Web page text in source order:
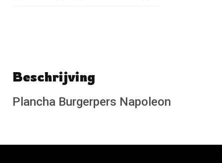
Beschrijving
Plancha Burgerpers Napoleon
No reviews found